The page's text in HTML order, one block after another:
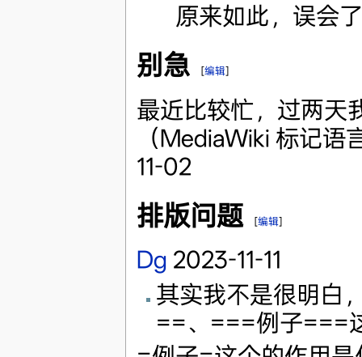
原来如此，误会
别急 [编辑]
最近比较忙，过两天
（MediaWiki 标记
11-02
排版问题 [编辑]
Dg 2023-11-11
其实我不是很明白
==、===例子===